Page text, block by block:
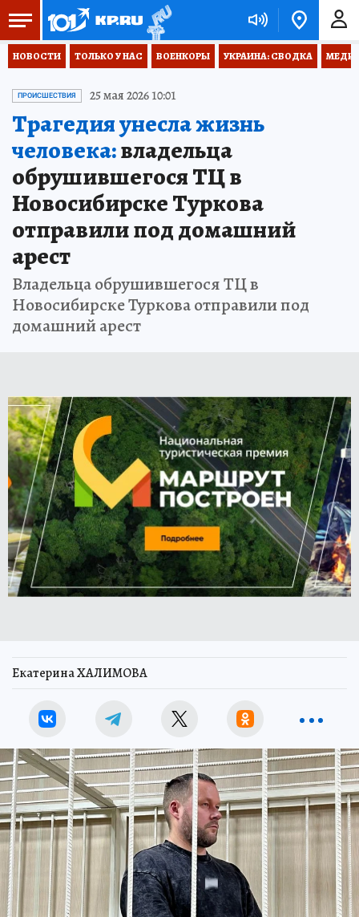
НОВОСТИ ТОЛЬКО У НАС ВОЕНКОРЫ УКРАИНА: СВОДКА
ПРОИСШЕСТВИЯ 25 мая 2026 10:01
Трагедия унесла жизнь
человека:владельца
обрушившегося ТЦ в
Новосибирске Туркова
отправили под домашний
арест
Владельца обрушившегося ТЦ в
Новосибирске Туркова отправили под
домашний арест
Екатерина ХАЛИМОВА